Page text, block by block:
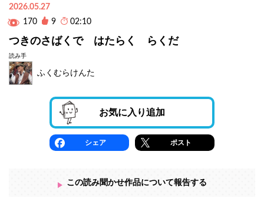
2026.05.27
170
9 02:10
つきのさばくで はたらく らくだ
読み手
ふくむらけんた
お気に入り追加
シェア ポスト
この読み聞かせ作品について報告する